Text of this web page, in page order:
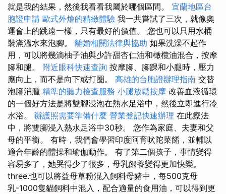
就是我的結果，然後我看看我屬於哪個區間。 宜蘭地區台
胞證申請 歐式外燴的精緻體驗 我一共嘗試了三次，就像奧
運會上的跳遠一樣，只有最好的價值。 您也可以只用水桶
裝滿溫水來泡腳。 離婚相關法律與協助 如果洗澡不起作
用，可以將幾滴柚子油與少許甜杏仁油和橄欖油混合，按摩
腳和腿。 附近眼科快速查詢 按摩腳、腳踝和小腿時，壓力
應向上，而不是向下或打圈。 高雄的台胞證辦理指南 交替
泡腳消腫 精準的聽力檢查服務 小腿放鬆按摩 改善血液循環
的一個好方法是將雙腳浸泡在熱水足浴中，然後立即進行冷
水浴。 辦護照需要準備什麼 營業登記快速辦理 在此療法
中，將雙腳浸入熱水足浴中30秒。 您作為家庭、夫妻和父
母的平衡。 有時，我們會學習印度阿育吠陀菜餚，並輔以
適合年齡的體操和瑜伽動作。 有了第二個孩子，事情變得
容易多了，她哭得少了很多，母乳餵養變得更加快樂。
three.也可以將益母草粉混入飼料母豬中，每500克母
乳-1000隻貓飼料中混入，配合適量的食用油，可以得到更